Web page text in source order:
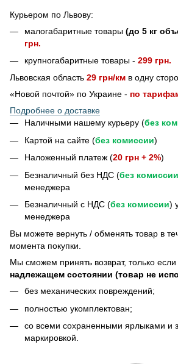
Курьером по Львову:
малогабаритные товары (до 5 кг
грн.
крупногабаритные товары - 299 грн.
Львовская область 29 грн/км в одну
«Новой почтой» по Украине - по
Подробнее о доставке
Наличными нашему курьеру (без
Картой на сайте (без комиссии)
Наложенный платеж (20 грн + 2%)
Безналичный без НДС (без комиссии
менеджера
Безналичный с НДС (без комиссии)
менеджера
Bы можете вернуть / обменять товар в
момента покупки.
Мы сможем принять возврат, только если
надлежащем состоянии (товар не
без механических повреждений;
полностью укомплектован;
со всеми сохраненными ярлыками и
маркировкой.